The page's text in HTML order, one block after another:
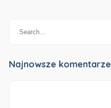
Najnowsze komentarze